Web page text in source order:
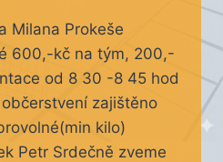
Milana Prokeše
600,-kč na tým, 200,-
od 8 30 -8 45 hod
zajištěno
kilo)
Petr Srdečně zveme